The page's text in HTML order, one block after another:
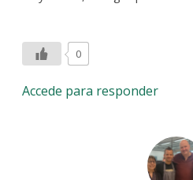
0
Accede para responder